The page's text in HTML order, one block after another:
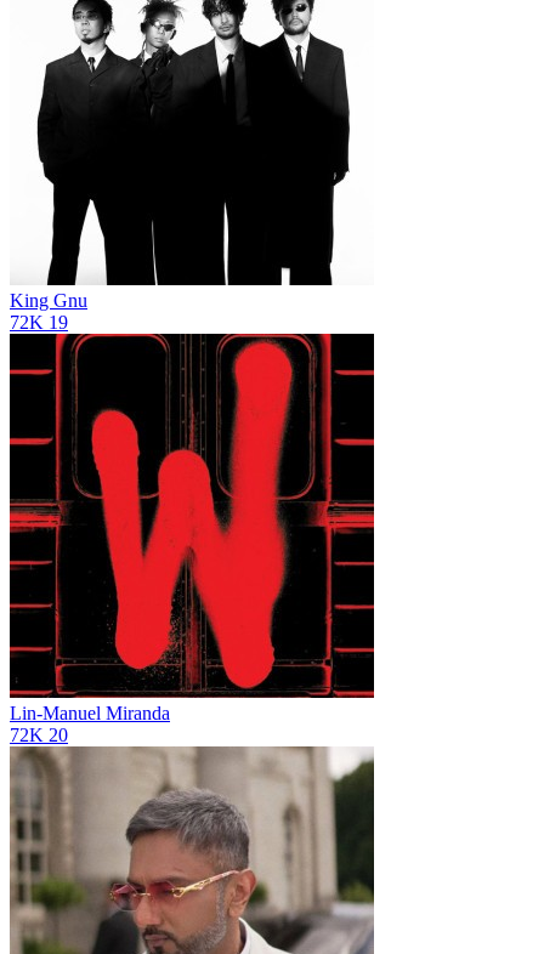
King Gnu
72K 19
Lin-Manuel Miranda
72K 20